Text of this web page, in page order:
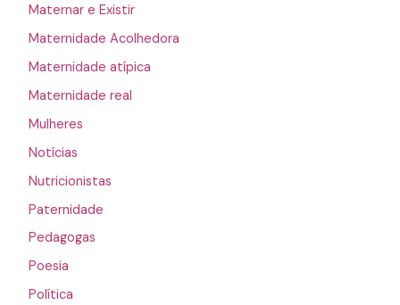
Maternar e Existir
Maternidade Acolhedora
Maternidade atípica
Maternidade real
Mulheres
Notícias
Nutricionistas
Paternidade
Pedagogas
Poesia
Política